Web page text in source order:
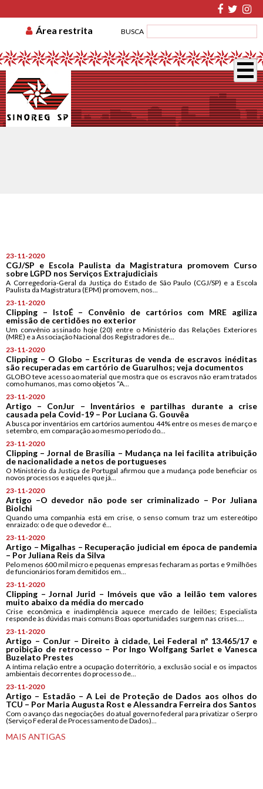
TABELA DE CUSTAS ASSOCIE-SE
GUIA DE
BUSCA
Área restrita
23-11-2020
CGJ/SP e Escola Paulista da Magistratura promovem Curso
sobre LGPD nos Serviços Extrajudiciais
A Corregedoria-Geral da Justiça do Estado de São Paulo (CGJ/SP) e a Escola
Paulista da Magistratura (EPM) promovem, nos...
23-11-2020
Clipping – IstoÉ – Convênio de cartórios com MRE agiliza
emissão de certidões no exterior
Um convênio assinado hoje (20) entre o Ministério das Relações Exteriores
(MRE) e a Associação Nacional dos Registradores de...
23-11-2020
Clipping – O Globo – Escrituras de venda de escravos inéditas
são recuperadas em cartório de Guarulhos; veja documentos
GLOBO teve acesso ao material que mostra que os escravos não eram tratados
como humanos, mas como objetos “A...
23-11-2020
Artigo – ConJur – Inventários e partilhas durante a crise
causada pela Covid-19 – Por Luciana G. Gouvêa
A busca por inventários em cartórios aumentou 44% entre os meses de março e
setembro, em comparação ao mesmo período do...
23-11-2020
Clipping – Jornal de Brasília – Mudança na lei facilita atribuição
de nacionalidade a netos de portugueses
O Ministério da Justiça de Portugal afirmou que a mudança pode beneficiar os
novos processos e aqueles que já...
23-11-2020
Artigo –O devedor não pode ser criminalizado – Por Juliana
Biolchi
Quando uma companhia está em crise, o senso comum traz um estereótipo
enraizado: o de que o devedor é...
23-11-2020
Artigo – Migalhas – Recuperação judicial em época de pandemia
– Por Juliana Reis da Silva
Pelo menos 600 mil micro e pequenas empresas fecharam as portas e 9 milhões
de funcionários foram demitidos em...
23-11-2020
Clipping – Jornal Jurid – Imóveis que vão a leilão tem valores
muito abaixo da média do mercado
Crise econômica e inadimplência aquece mercado de leilões; Especialista
responde às dúvidas mais comuns Boas oportunidades surgem nas crises....
23-11-2020
Artigo – ConJur – Direito à cidade, Lei Federal nº 13.465/17 e
proibição de retrocesso – Por Ingo Wolfgang Sarlet e Vanesca
Buzelato Prestes
A íntima relação entre a ocupação do território, a exclusão social e os impactos
ambientais decorrentes do processo de...
23-11-2020
Artigo – Estadão – A Lei de Proteção de Dados aos olhos do
TCU – Por Maria Augusta Rost e Alessandra Ferreira dos Santos
Com o avanço das negociações do atual governo federal para privatizar o Serpro
(Serviço Federal de Processamento de Dados)...
MAIS ANTIGAS